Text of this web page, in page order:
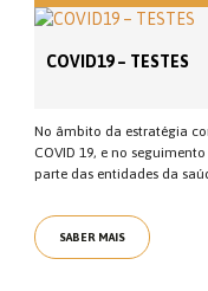
COVID19 – TESTES
No âmbito da estratégia
COVID 19, e no
parte das entidades da
SABER MAIS